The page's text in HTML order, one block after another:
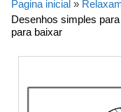
Pagina inicial »
Desenhos simples
para baixar